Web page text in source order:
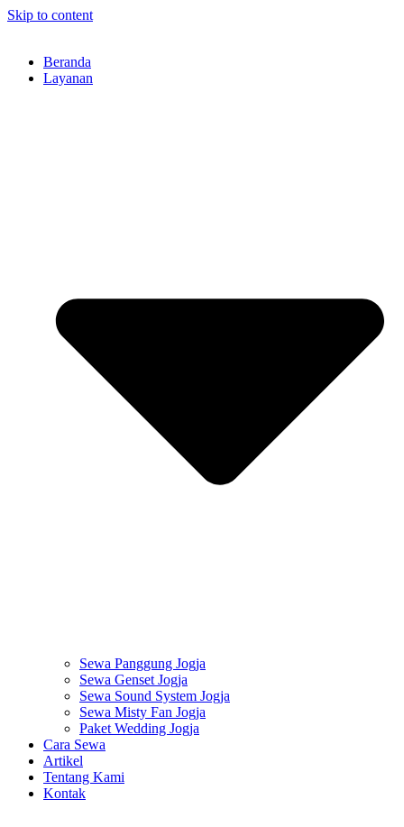
Skip to content
Beranda
Layanan
Sewa Panggung Jogja
Sewa Genset Jogja
Sewa Sound System Jogja
Sewa Misty Fan Jogja
Paket Wedding Jogja
Cara Sewa
Artikel
Tentang Kami
Kontak